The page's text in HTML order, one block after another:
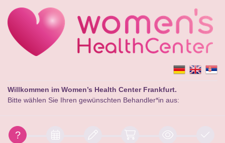
Willkommen im Women’s Health Center Frankfurt.
Bitte wählen Sie Ihren gewünschten Behandler*in aus: